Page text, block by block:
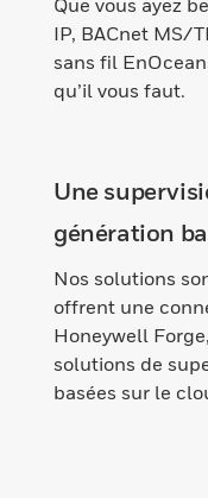
IP, BACnet MS/
sans fil
qu’il vous faut.
Une
génération
Nos solutions
offrent une
Honeywell
solutions de
basées sur le